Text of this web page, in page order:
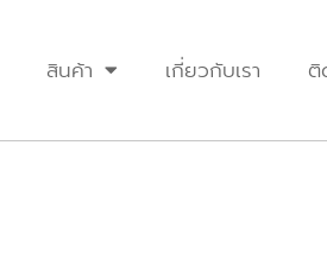
สินค้า เกี่ยวกับเรา ติ